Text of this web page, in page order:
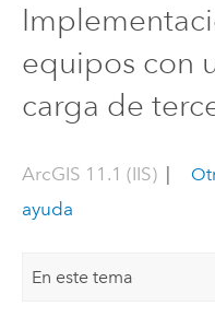
equipos con
carga de
ArcGIS 11.1 (IIS)|
ayuda
En este tema